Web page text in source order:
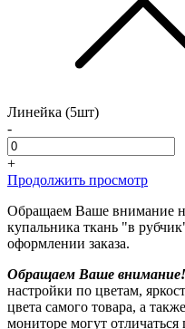
Линейка (5шт)
-
+
Продолжить просмотр
Обращаем Ваше внимание
купальника ткань "в
оформлении заказа.
Обращаем Ваше внимание!
настройки по цветам,
цвета самого товара, а
мониторе могут